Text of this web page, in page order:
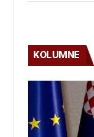
KOLUMNE